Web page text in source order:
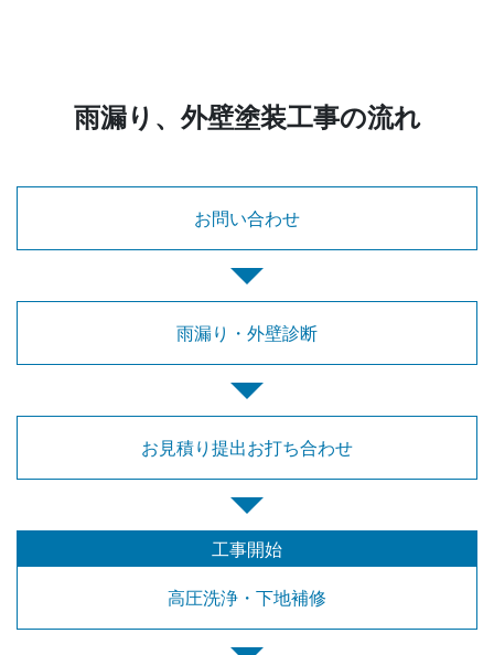
雨漏り、外壁塗装工事の流れ
お問い合わせ
雨漏り・ 外壁診断
お見積り提出お打ち合わせ
工事開始
高圧洗浄・ 下地補修